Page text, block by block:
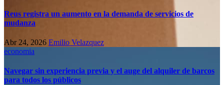
Reus registra un aumento en la demanda de servicios de
mudanza
Abr 24, 2026 Emilio Velazquez
economia
Navegar sin experiencia previa y el auge del alquiler de barcos
para todos los públicos